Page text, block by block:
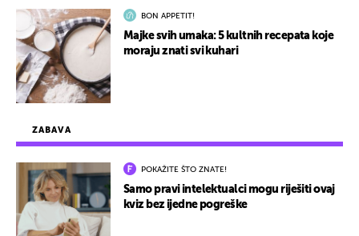
ZABAVA
POKAŽITE ŠTO ZNATE!
Samo pravi intelektualci mogu riješiti ovaj
kviz bez ijedne pogreške
BON APPETIT!
Majke svih umaka: 5 kultnih recepata koje
moraju znati svi kuhari